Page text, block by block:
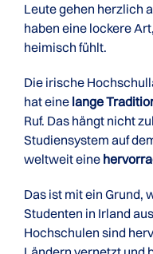
Leute gehen herzlich
haben eine lockere
heimisch fühlt.
Die irische
hat eine lange
Ruf. Das hängt nicht
Studiensystem auf
weltweit eine
Das ist mit ein Grund,
Studenten in Irland
Hochschulen sind